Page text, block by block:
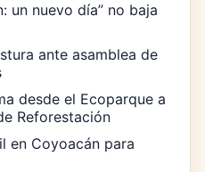
un nuevo día” no baja
ante asamblea de
desde el Ecoparque a
Reforestación
en Coyoacán para